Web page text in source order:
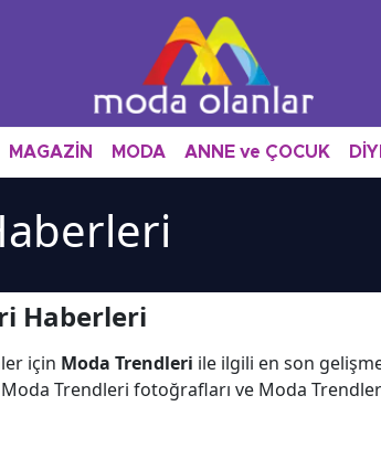
MAGAZİN MODA ANNE ve ÇOCUK
Haberleri
için Moda Trendleri ile ilgili en son
Trendleri fotoğrafları ve Moda